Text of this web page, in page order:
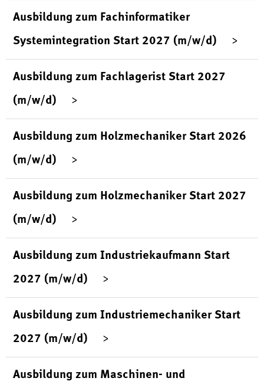
Ausbildung zum Fachinformatiker
Systemintegration Start 2027 (m/w/d)
Ausbildung zum Fachlagerist Start 2027
(m/w/d)
Ausbildung zum Holzmechaniker Start 2026
(m/w/d)
Ausbildung zum Holzmechaniker Start 2027
(m/w/d)
Ausbildung zum Industriekaufmann Start
2027 (m/w/d)
Ausbildung zum Industriemechaniker Start
2027 (m/w/d)
Ausbildung zum Maschinen- und